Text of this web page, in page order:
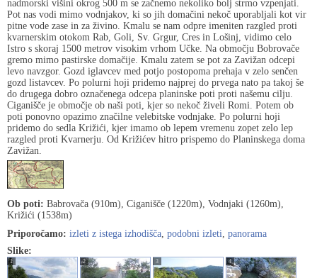
nadmorski višini okrog 500 m se začnemo nekoliko bolj strmo vzpenjati.
Pot nas vodi mimo vodnjakov, ki so jih domačini nekoč uporabljali kot vir
pitne vode zase in za živino. Kmalu se nam odpre imeniten razgled proti
kvarnerskim otokom Rab, Goli, Sv. Grgur, Cres in Lošinj, vidimo celo
Istro s skoraj 1500 metrov visokim vrhom Učke. Na območju Bobrovače
gremo mimo pastirske domačije. Kmalu zatem se pot za Zavižan odcepi
levo navzgor. Gozd iglavcev med potjo postopoma prehaja v zelo senčen
gozd listavcev. Po polurni hoji pridemo najprej do prvega nato pa takoj še
do drugega dobro označenega odcepa planinske poti proti našemu cilju.
Ciganišče je območje ob naši poti, kjer so nekoč živeli Romi. Potem ob
poti ponovno opazimo značilne velebitske vodnjake. Po polurni hoji
pridemo do sedla Križići, kjer imamo ob lepem vremenu zopet zelo lep
razgled proti Kvarnerju. Od Križićev hitro prispemo do Planinskega doma
Zavižan.
Ob poti: Babrovača (910m), Ciganišče (1220m), Vodnjaki (1260m),
Križići (1538m)
Priporočamo: izleti z istega izhodišča, podobni izleti, panorama
Slike:
1 2 3 4